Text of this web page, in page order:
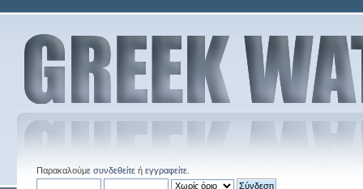
Παρακαλούμε συνδεθείτεή εγγραφείτε.